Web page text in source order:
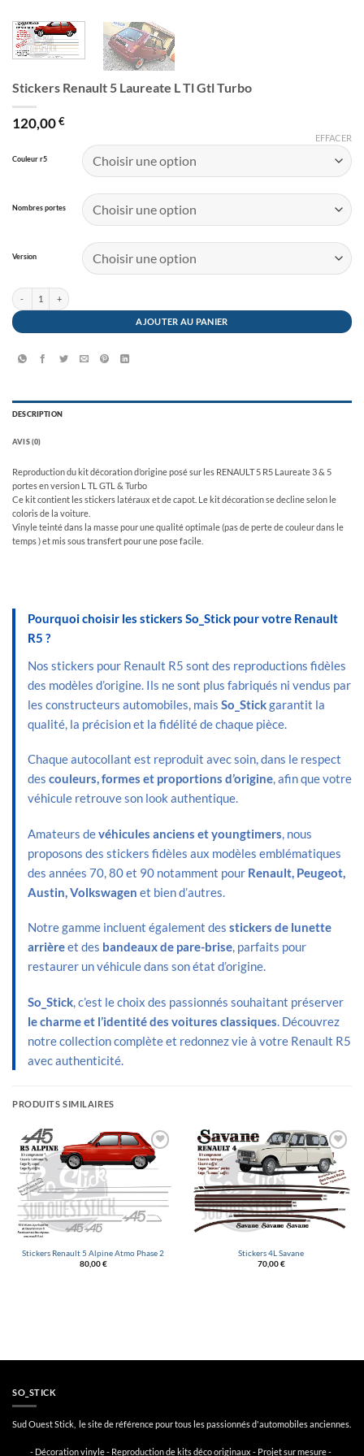
Stickers Renault 5 Laureate L Tl Gtl Turbo
120,00 €
Couleur r5
Nombres portes
Version
EFFACER
quantité de Stickers Renault 5 Laureate L Tl Gtl Turbo
AJOUTER AU PANIER
DESCRIPTION
AVIS (0)
Reproduction du kit décoration d’origine posé sur les RENAULT 5 R5 Laureate 3 & 5
portes en version L TL GTL & Turbo
Ce kit contient les stickers latéraux et de capot. Le kit décoration se decline selon le
coloris de la voiture.
Vinyle teinté dans la masse pour une qualité optimale (pas de perte de couleur dans le
temps ) et mis sous transfert pour une pose facile.
Pourquoi choisir les stickers So_Stick pour votre Renault
R5 ?
Nos stickers pour Renault R5 sont des reproductions fidèles
des modèles d’origine. Ils ne sont plus fabriqués ni vendus par
les constructeurs automobiles, mais So_Stickgarantit la
qualité, la précision et la fidélité de chaque pièce.
Chaque autocollant est reproduit avec soin, dans le respect
des couleurs, formes et proportions d’origine, afin que votre
véhicule retrouve son look authentique.
Amateurs devéhicules anciens et youngtimers, nous
proposons des stickers fidèles aux modèles emblématiques
des années 70, 80 et 90 notamment pour Renault, Peugeot,
Austin, Volkswagen et bien d’autres.
Notre gamme incluent également des stickers de lunette
arrièreet des bandeaux de pare-brise, parfaits pour
restaurer un véhicule dans son état d’origine.
So_Stick, c’est le choix des passionnés souhaitant préserver
le charme et l’identité des voitures classiques. Découvrez
notre collection complète et redonnez vie à votre Renault R5
avec authenticité.
PRODUITS SIMILAIRES
Ajouter
à la
Stickers Renault 5 Alpine Atmo Phase 2
80,00€
Ajouter
à la
liste
d’envies
Stickers 4L Savane
70,00€
SO_STICK
Sud Ouest Stick, le site de référence pour tous les passionnés d'automobiles anciennes.
- Décoration vinyle - Reproduction de kits déco originaux - Projet sur mesure -